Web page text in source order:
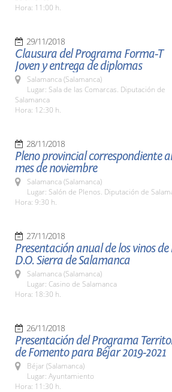
Hora: 11:00 h.
29/11/2018
Clausura del Programa Forma-T
Joven y entrega de diplomas
Salamanca (Salamanca)
Lugar: Sala de las Comarcas. Diputación de
Salamanca
Hora: 12:30 h.
28/11/2018
Pleno provincial correspondiente al
mes de noviembre
Salamanca (Salamanca)
Lugar: Salón de Plenos. Diputación de
Hora: 9:30 h.
27/11/2018
Presentación anual de los vinos de
D.O. Sierra de Salamanca
Salamanca (Salamanca)
Lugar: Casino de Salamanca
Hora: 18:30 h.
26/11/2018
Presentación del Programa
de Fomento para Béjar 2019-2021
Béjar (Salamanca)
Lugar: Ayuntamiento
Hora: 11:30 h.